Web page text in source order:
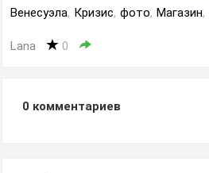
Венесуэла, Кризис, фото, Магазин,
Lana 0
0 комментариев